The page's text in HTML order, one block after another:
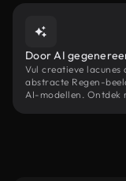
Door AI
Vul creatieve
abstracte Regen-
AI-modellen. Ontdek